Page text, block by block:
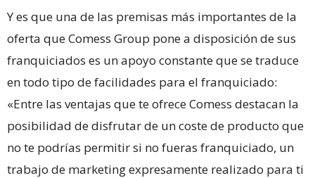
Y es que una de las premisas más importantes de la
oferta que Comess Group pone a disposición de sus
franquiciados es un apoyo constante que se traduce
en todo tipo de facilidades para el franquiciado:
«Entre las ventajas que te ofrece Comess destacan la
posibilidad de disfrutar de un coste de producto que
no te podrías permitir si no fueras franquiciado, un
trabajo de marketing expresamente realizado para ti